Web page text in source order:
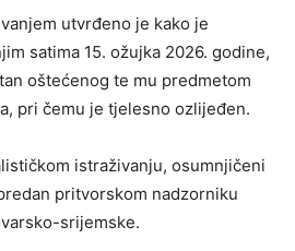
utvrđeno je kako je
satima 15. ožujka 2026. godine,
oštećenog te mu predmetom
pri čemu je tjelesno ozlijeđen.
istraživanju, osumnjičeni
pritvorskom nadzorniku
srijemske.